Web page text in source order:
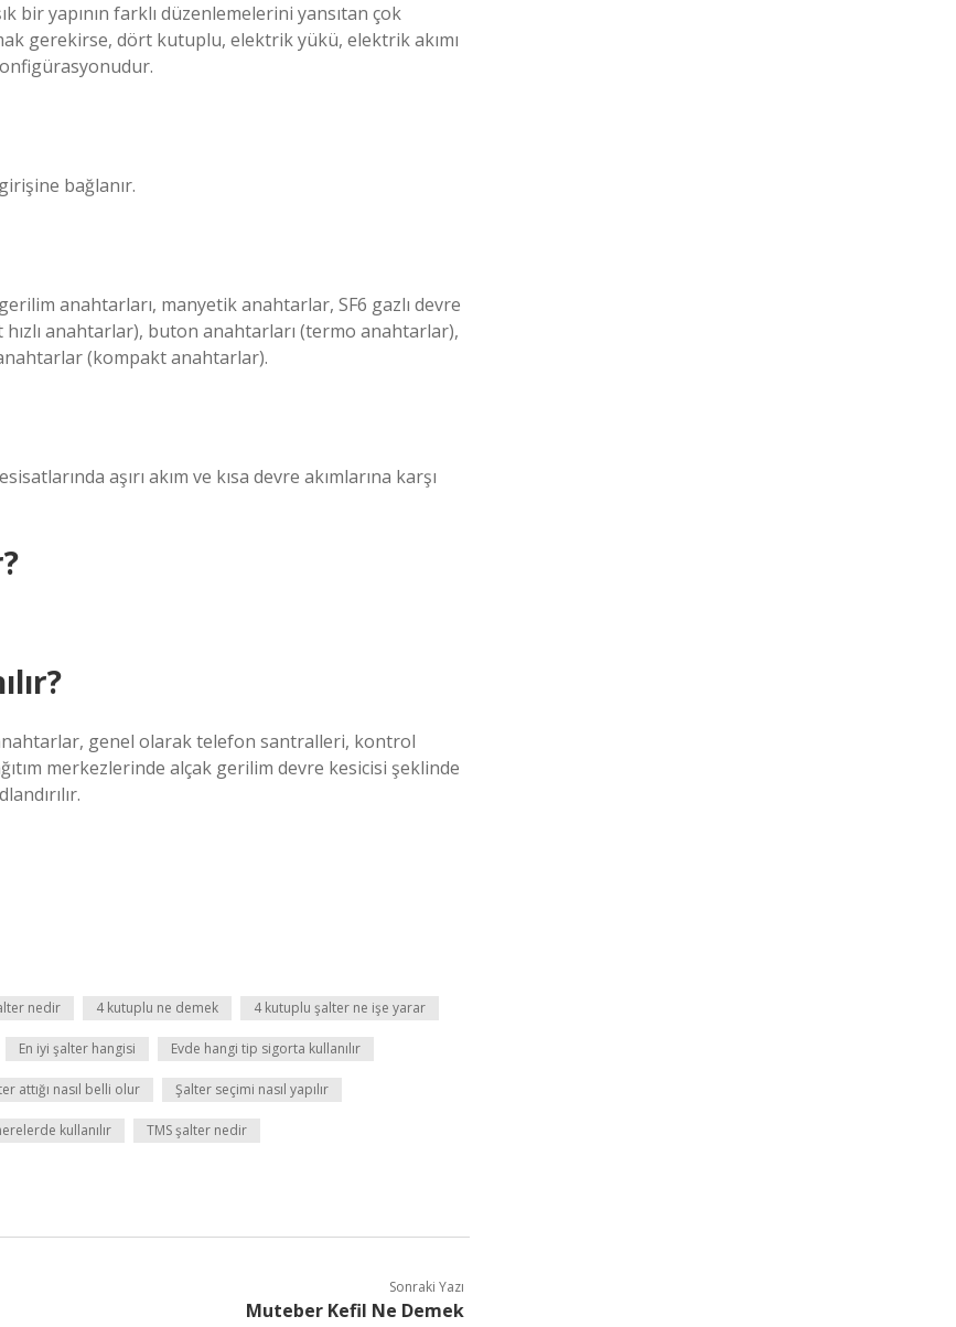
yapının farklı düzenlemelerini yansıtan çok
gerekirse, dört kutuplu, elektrik yükü, elektrik akımı
bağlanır.
anahtarları, manyetik anahtarlar, SF6 gazlı devre
anahtarlar), buton anahtarları (termo anahtarlar),
(kompakt anahtarlar).
aşırı akım ve kısa devre akımlarına karşı
genel olarak telefon santralleri, kontrol
merkezlerinde alçak gerilim devre kesicisi şeklinde
nedir 4 kutuplu ne demek 4 kutuplu şalter ne işe yarar
En iyi şalter hangisi Evde hangi tip sigorta kullanılır
attığı nasıl belli olur Şalter seçimi nasıl yapılır
kullanılır TMS şalter nedir
Sonraki Yazı
Muteber Kefil Ne Demek